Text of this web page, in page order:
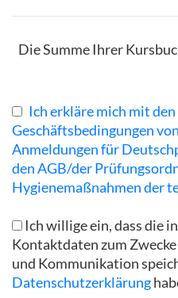
Die Summe Ihrer
Ich erkläre mich mit
Geschäftsbedingungen
Anmeldungen für
den AGB/der
Hygienemaßnahmen der
Ich willige ein, dass die
Kontaktdaten zum
und Kommunikation
Datenschutzerklärung